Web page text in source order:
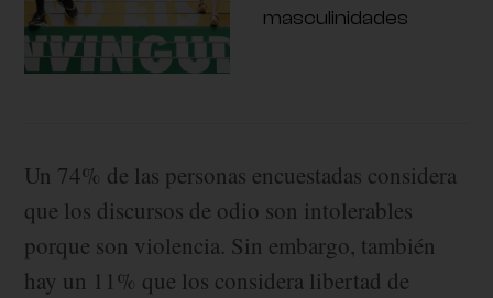
masculinidades
Un 74% de las personas encuestadas considera
que los discursos de odio son intolerables
porque son violencia. Sin embargo, también
hay un 11% que los considera libertad de